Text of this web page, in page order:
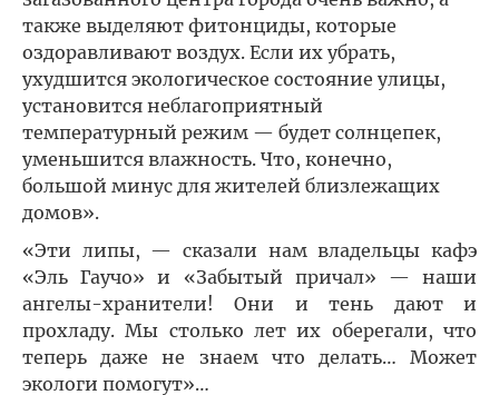
также выделяют фитонциды, которые
оздоравливают воздух. Если их убрать,
ухудшится экологическое состояние улицы,
установится неблагоприятный
температурный режим — будет солнцепек,
уменьшится влажность. Что, конечно,
большой минус для жителей близлежащих
домов».
«Эти липы, — сказали нам владельцы кафэ
«Эль Гаучо» и «Забытый причал» — наши
ангелы-хранители! Они и тень дают и
прохладу. Мы столько лет их оберегали, что
теперь даже не знаем что делать… Может
экологи помогут»…